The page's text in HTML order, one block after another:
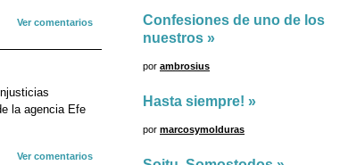
Confesiones de uno de los
nuestros »
por ambrosius
Hasta siempre! »
por marcosymolduras
Ver comentarios
la agencia Efe
Ver comentarios